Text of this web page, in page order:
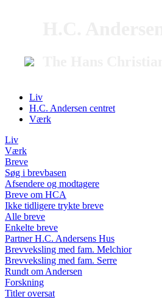
Liv
H.C. Andersen centret
Værk
Liv
Værk
Breve
Søg i brevbasen
Afsendere og modtagere
Breve om HCA
Ikke tidligere trykte breve
Alle breve
Enkelte breve
Partner H.C. Andersens Hus
Brevveksling med fam. Melchior
Brevveksling med fam. Serre
Rundt om Andersen
Forskning
Titler oversat